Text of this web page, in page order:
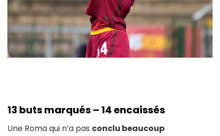
13 buts marqués – 14 encaissés
Une Roma qui n’a pas conclu beaucoup